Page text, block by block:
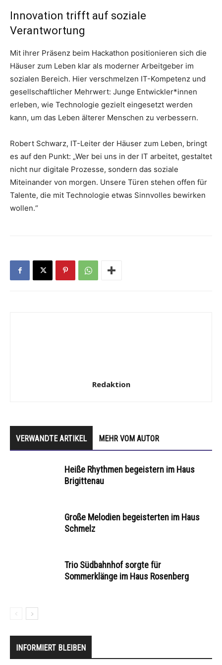
Innovation trifft auf soziale
Verantwortung
Mit ihrer Präsenz beim Hackathon positionieren sich die
Häuser zum Leben klar als moderner Arbeitgeber im
sozialen Bereich. Hier verschmelzen IT-Kompetenz und
gesellschaftlicher Mehrwert: Junge Entwickler*innen
erleben, wie Technologie gezielt eingesetzt werden
kann, um das Leben älterer Menschen zu verbessern.
Robert Schwarz, IT-Leiter der Häuser zum Leben, bringt
es auf den Punkt: „Wer bei uns in der IT arbeitet, gestaltet
nicht nur digitale Prozesse, sondern das soziale
Miteinander von morgen. Unsere Türen stehen offen für
Talente, die mit Technologie etwas Sinnvolles bewirken
wollen.“
Redaktion
VERWANDTE ARTIKEL MEHR VOM AUTOR
Heiße Rhythmen begeistern im Haus
Brigittenau
Große Melodien begeisterten im Haus
Schmelz
Trio Südbahnhof sorgte für
Sommerklänge im Haus Rosenberg
INFORMIERT BLEIBEN